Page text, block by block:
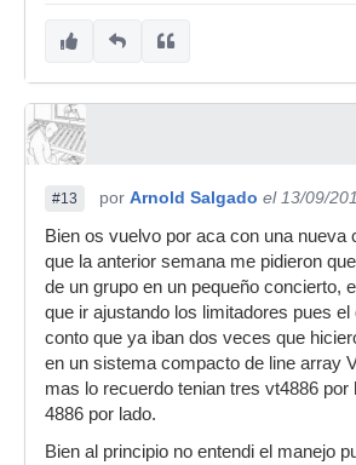
#13 por Arnold Salgado el 13/09/
Bien os vuelvo por aca con una nueva
que la anterior semana me pidieron
de un grupo en un pequeño concierto,
que ir ajustando los limitadores pues
conto que ya iban dos veces que
en un sistema compacto de line array
mas lo recuerdo tenian tres vt4886 por
4886 por lado.
Bien al principio no entendi el manejo